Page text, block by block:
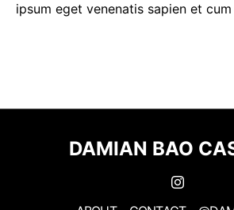
ipsum eget venenatis sapien et
DAMIAN BAO